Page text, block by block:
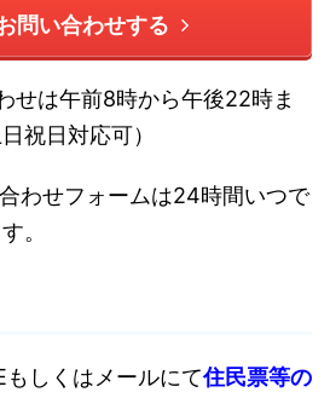
問い合わせする
せは午前8時から午後22時ま
祝日対応可）
わせフォームは24時間いつで
。
しくはメールにて住民票等の